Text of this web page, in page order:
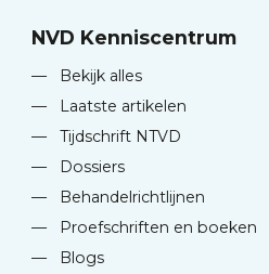
NVD Kenniscentrum
—
Bekijk alles
—
Laatste artikelen
—
Tijdschrift NTVD
—
Dossiers
—
Behandelrichtlijnen
—
Proefschriften en boeken
—
Blogs